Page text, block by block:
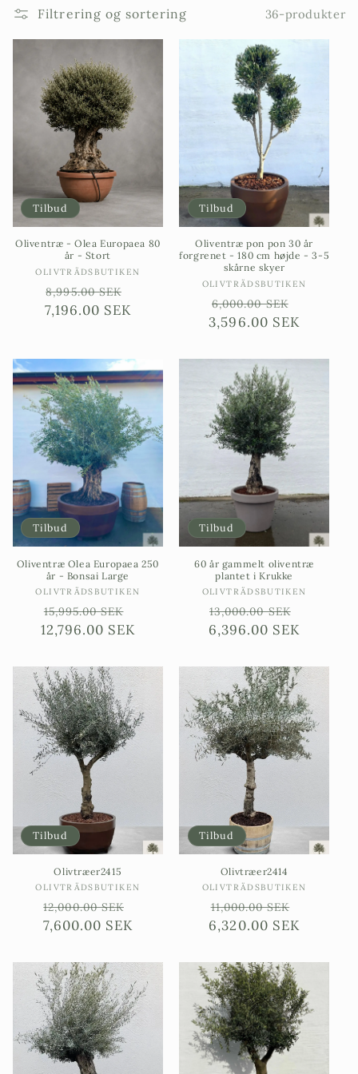
Filtrering og sortering 36-produkter
Tilbud
Oliventræ - Olea Europaea 80
år - Stort
Sælgere:
OLIVTRÄDSBUTIKEN
Ordinarie
pris
8,995.00 SEK
Försäljningspris
7,196.00 SEK
Tilbud
Oliventræ pon pon 30 år
forgrenet - 180 cm højde - 3-5
skårne skyer
Sælgere:
OLIVTRÄDSBUTIKEN
Ordinarie
pris
6,000.00 SEK
3,596.00 SEK
Tilbud
Oliventræ Olea Europaea 250
år - Bonsai Large
Sælgere:
OLIVTRÄDSBUTIKEN
Ordinarie
pris
15,995.00 SEK
Försäljningspris
12,796.00 SEK
Tilbud
60 år gammelt oliventræ
plantet i Krukke
Sælgere:
OLIVTRÄDSBUTIKEN
Ordinarie
pris
13,000.00 SEK
6,396.00 SEK
Tilbud
Olivtræer2415
Sælgere:
OLIVTRÄDSBUTIKEN
Ordinarie
pris
12,000.00 SEK
Försäljningspris
7,600.00 SEK
Tilbud
Olivtræer2414
Sælgere:
OLIVTRÄDSBUTIKEN
Ordinarie
pris
11,000.00 SEK
6,320.00 SEK